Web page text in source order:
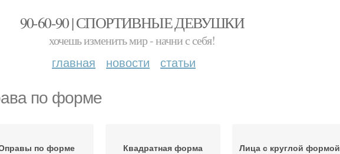
90-60-90 | СПОРТИВНЫЕ ДЕВУШКИ
хочешь изменить мир - начни с себя!
главная новости статьи
по форме
по форме Квадратная форма Лица с круглой формой